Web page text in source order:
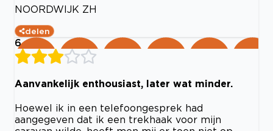
NOORDWIJK ZH
delen
6
Aanvankelijk enthousiast, later wat minder.
Hoewel ik in een telefoongesprek had
aangegeven dat ik een trekhaak voor mijn